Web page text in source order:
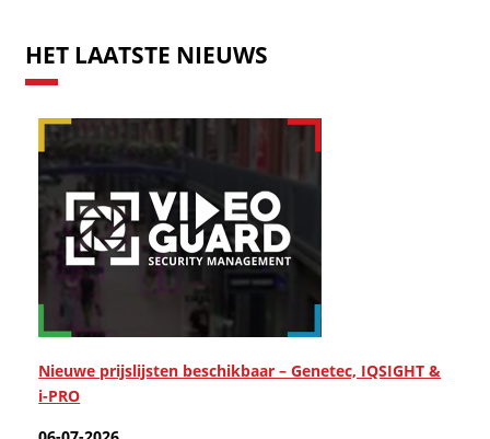
HET LAATSTE NIEUWS
Nieuwe prijslijsten beschikbaar – Genetec, IQSIGHT &
i-PRO